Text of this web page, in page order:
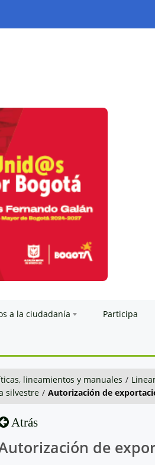
a la ciudadanía Participa
lineamientos y manuales /
silvestre / Autorización de
Atrás
de